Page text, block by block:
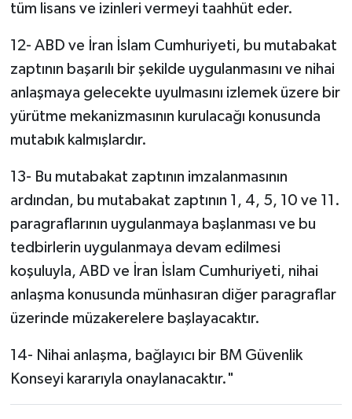
tüm lisans ve izinleri vermeyi taahhüt eder.
12- ABD ve İran İslam Cumhuriyeti, bu mutabakat
zaptının başarılı bir şekilde uygulanmasını ve nihai
anlaşmaya gelecekte uyulmasını izlemek üzere bir
yürütme mekanizmasının kurulacağı konusunda
mutabık kalmışlardır.
13- Bu mutabakat zaptının imzalanmasının
ardından, bu mutabakat zaptının 1, 4, 5, 10 ve 11.
paragraflarının uygulanmaya başlanması ve bu
tedbirlerin uygulanmaya devam edilmesi
koşuluyla, ABD ve İran İslam Cumhuriyeti, nihai
anlaşma konusunda münhasıran diğer paragraflar
üzerinde müzakerelere başlayacaktır.
14- Nihai anlaşma, bağlayıcı bir BM Güvenlik
Konseyi kararıyla onaylanacaktır."